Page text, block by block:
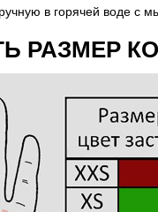
в горячей воде с
РАЗМЕР